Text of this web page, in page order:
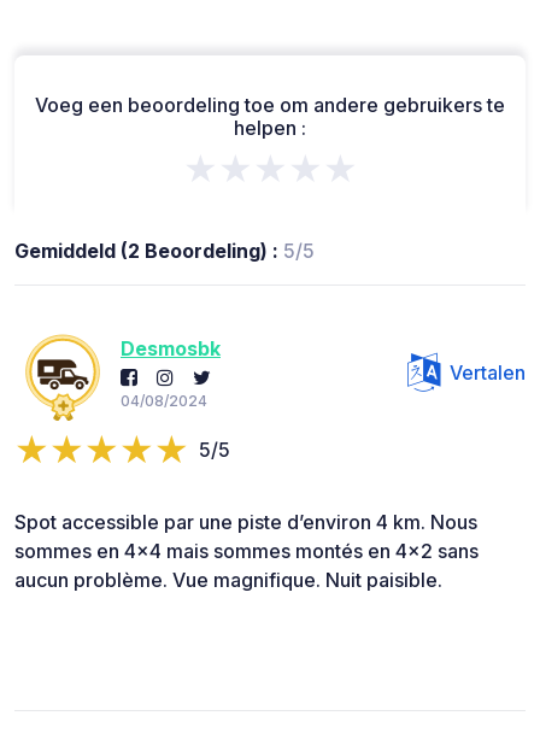
Voeg een beoordeling toe om andere gebruikers te
helpen :
★★★★★
Gemiddeld (2 Beoordeling) : 5/5
Desmosbk
04/08/2024
Vertalen
5/5
Spot accessible par une piste d’environ 4 km. Nous
sommes en 4x4 mais sommes montés en 4x2 sans
aucun problème. Vue magnifique. Nuit paisible.